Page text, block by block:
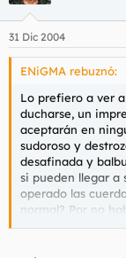
31 Dic 2004
ENiGMA rebuznó:
Lo prefiero a ver
ducharse, un
aceptarán en
sudoroso y
desafinada y
si pueden llegar a
operado las
normal? Por no
anarka anti-